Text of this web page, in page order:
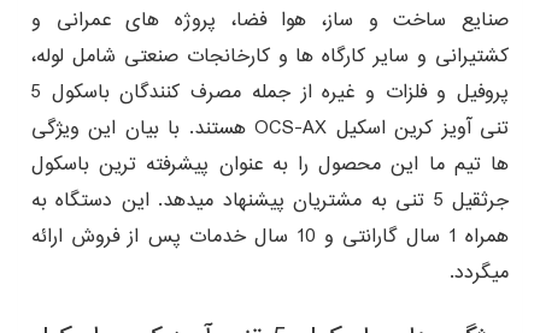
صنایع ساخت و ساز، هوا فضا، پروژه های عمرانی و
کشتیرانی و سایر کارگاه ها و کارخانجات صنعتی شامل لوله،
پروفیل و فلزات و غیره از جمله مصرف کنندگان باسکول 5
تنی آویز کرین اسکیل OCS-AX هستند. با بیان این ویژگی
ها تیم ما این محصول را به عنوان پیشرفته ترین باسکول
جرثقیل 5 تنی به مشتریان پیشنهاد میدهد. این دستگاه به
همراه 1 سال گارانتی و 10 سال خدمات پس از فروش ارائه
میگردد.